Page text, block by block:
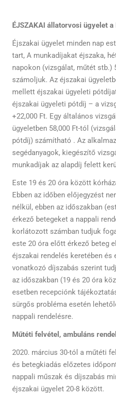
ÉJSZAKAI állatorvosi ügyelet
Éjszakai ügyelet minden nap
tart, A munkadíjakat éjszaka,
napokon (vizsgálat, műtét stb.)
számoljuk. Az éjszakai
mellett éjszakai ügyeleti
éjszakai ügyeleti pótdíj – a
+22,000 Ft. Egy általános
ügyeletben 58,000 Ft-tól
pótdíj) számítható . Az
segédanyagok, kiegészítő
munkadíjak az alapdíj felett
Este 19 és 20 óra között
Ebben az időben előjegyzést
nélkül, ebben az időszakban
érkező betegeket a nappali
korlátozott számban tudjuk
este 20 óra előtt érkező beteg
éjszakai rendelés keretében és
vonatkozó díjszabás szerint
az időszakban (19 és 20 óra
esetben recepciónk
sürgős probléma esetén
nappali rendelésre.
Műtéti felvétel, ambuláns
2020. március 30-tól a műtéti
és betegkiadás előzetes
nappali műszak és díjszabás
éjszakai ügyelet 20-8 között.